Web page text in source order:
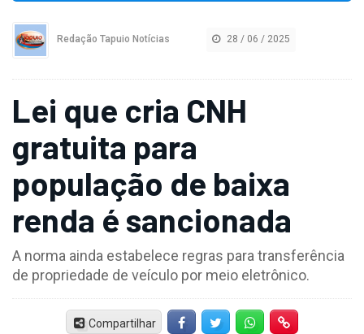
Redação Tapuio Notícias 28 / 06 / 2025
Lei que cria CNH
gratuita para
população de baixa
renda é sancionada
A norma ainda estabelece regras para transferência
de propriedade de veículo por meio eletrônico.
Compartilhar FacebookTwitter Whatsapp